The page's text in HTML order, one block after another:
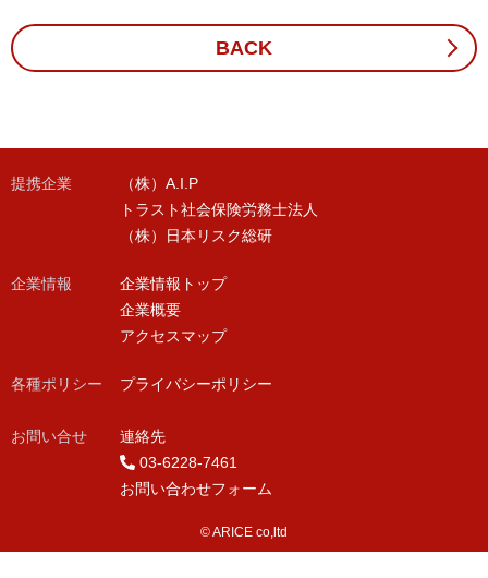
BACK
提携企業
（株）A.I.P
トラスト社会保険労務士法人
（株）日本リスク総研
企業情報
企業情報トップ
企業概要
アクセスマップ
各種ポリシー
お問い合せ
プライバシーポリシー
連絡先
03-6228-7461
お問い合わせフォーム
© ARICE co,ltd